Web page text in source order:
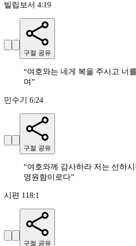
빌립보서 4:19
구절 공유
“여호와는 네게 복을 주시고 너
며”
민수기 6:24
구절 공유
“여호와께 감사하라 저는 선하시
영원함이로다”
시편 118:1
구절 공유